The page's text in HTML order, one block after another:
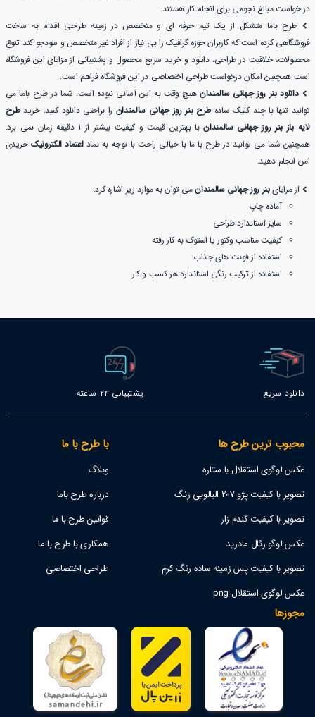
در خواست مبالغ نجومی برای انجام کار هستند.
طرح باما متشکل از یک تیم حرفه ای و متخصص در زمینه طراحی اقدام به ساخت
فروشگاهی کرده است که کاربران حوزه گرافیک را بی نیاز از افراد غیر متخصص و سودجو کند تنوع
محصولات، خلاقیت در طراحی، دانلود و خرید سریع محصول و پشتیبانی از مزایای این فروشگاه
است همچنین امکان درخواست طراحی اختصاصی در این فروشگاه فراهم است.
دانلود بنر روز جهانی سالمندانهیچ وقت به این آسانی نبوده است. شما در طرح باما می
توانید تنها با چند کلیک سادهطرح بنر روز جهانی سالمندان را براحتی دانلود کنید. خریدطرح
لایه باز بنر روز جهانی سالمندان
با بهترین قیمت و کیفیت بیشتر از 1 دقیقه زمان نمی برد.
همچنین شما می توانید در طرح با ما با خیالی راحت با توجه به نماداعتماد الکترونیکخریدی
امن انجام دهید.
از مزایایبنر روز جهانی سالمندانمی توان به موارد زیر اشاره کرد:
آماده چاپ
سایز استاندارد طراحی
کیفیت مناسب وکتور یا استوک به کار رفته
استفاده از فونت های جذاب
استفاده از ترکیب رنگی استاندارد هر کسب و کار
دانلود سریع پشتیبانی 24 ساعته
محبوب ترین طرح ها
عکس لوگوی استقلال با ستاره
تصویر با کیفیت پژو 207 البالویی رنگ
تصویر با کیفیت گندم زار
عکس لوگو رئال مادرید
تصویر با کیفیت پس زمینه ساده رنگ کرم
عکس لوگوی استقلال png
با طرح با ما
وبلاگ
درباره طرح باما
قوانین طرح با ما
همکاری با طرح با ما
طراحی اختصاصی
مجوزها